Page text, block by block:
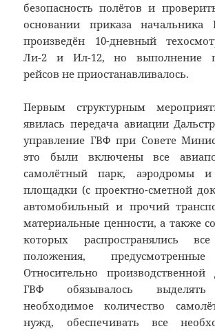
безопасность полётов и
основании приказа
произведён 10-дневный
Ли-2 и Ил-12, но выполнение
рейсов не приостанавливалось.
Первым структурным
явилась передача авиации
управление ГВФ при Совете
это были включены все
самолётный парк, аэродромы и
площадки (с проектно-сметной
автомобильный и прочий
материальные ценности, а также
которых распространялись
положения,
Относительно производственной
ГВФ обязывалось выделять
необходимое количество
нужд, обеспечивать все